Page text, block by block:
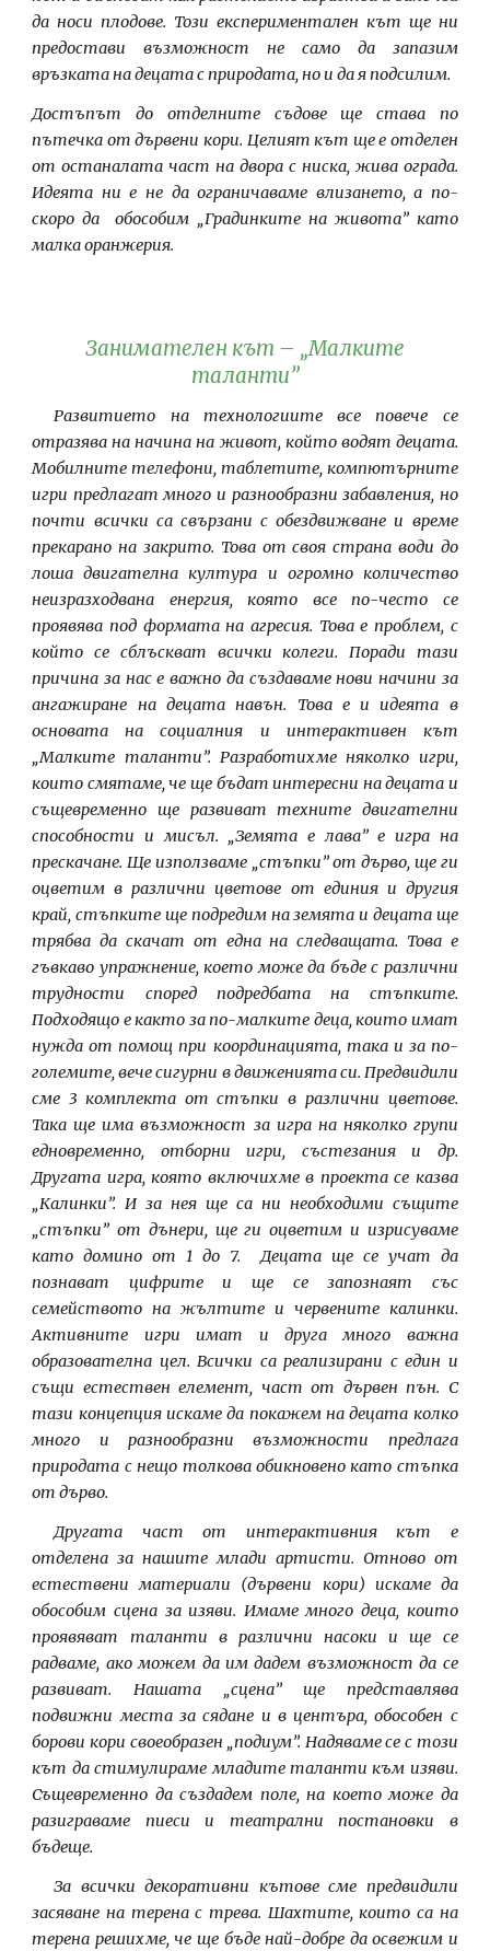
да носи плодове. Този експериментален кът ще ни
предостави възможност не само да запазим
връзката на децата с природата, но и да я подсилим.
Достъпът до отделните съдове ще става по
пътечка от дървени кори. Целият кът ще е отделен
от останалата част на двора с ниска, жива ограда.
Идеята ни е не да ограничаваме влизането, а по-
скоро да обособим „Градинките на живота” като
малка оранжерия.
Занимателен кът – „Малките
таланти”
Развитието на технологиите все повече се
отразява на начина на живот, който водят децата.
Мобилните телефони, таблетите, компютърните
игри предлагат много и разнообразни забавления, но
почти всички са свързани с обездвижване и време
прекарано на закрито. Това от своя страна води до
лоша двигателна култура и огромно количество
неизразходвана енергия, която все по-често се
проявява под формата на агресия. Това е проблем, с
който се сблъскват всички колеги. Поради тази
причина за нас е важно да създаваме нови начини за
ангажиране на децата навън. Това е и идеята в
основата на социалния и интерактивен кът
„Малките таланти”. Разработихме няколко игри,
които смятаме, че ще бъдат интересни на децата и
същевременно ще развиват техните двигателни
способности и мисъл. „Земята е лава” е игра на
прескачане. Ще използваме „стъпки” от дърво, ще ги
оцветим в различни цветове от единия и другия
край, стъпките ще подредим на земята и децата ще
трябва да скачат от една на следващата. Това е
гъвкаво упражнение, което може да бъде с различни
трудности според подредбата на стъпките.
Подходящо е както за по-малките деца, които имат
нужда от помощ при координацията, така и за по-
големите, вече сигурни в движенията си. Предвидили
сме 3 комплекта от стъпки в различни цветове.
Така ще има възможност за игра на няколко групи
едновременно, отборни игри, състезания и др.
Другата игра, която включихме в проекта се казва
„Калинки”. И за нея ще са ни необходими същите
„стъпки” от дънери, ще ги оцветим и изрисуваме
като домино от 1 до 7. Децата ще се учат да
познават цифрите и ще се запознаят със
семейството на жълтите и червените калинки.
Активните игри имат и друга много важна
образователна цел. Всички са реализирани с един и
същи естествен елемент, част от дървен пън. С
тази концепция искаме да покажем на децата колко
много и разнообразни възможности предлага
природата с нещо толкова обикновено като стъпка
от дърво.
Другата част от интерактивния кът е
отделена за нашите млади артисти. Отново от
естествени материали (дървени кори) искаме да
обособим сцена за изяви. Имаме много деца, които
проявяват таланти в различни насоки и ще се
радваме, ако можем да им дадем възможност да се
развиват. Нашата „сцена” ще представлява
подвижни места за сядане и в центъра, обособен с
борови кори своеобразен „подиум”. Надяваме се с този
кът да стимулираме младите таланти към изяви.
Същевременно да създадем поле, на което може да
разиграваме пиеси и театрални постановки в
бъдеще.
За всички декоративни кътове сме предвидили
засяване на терена с трева. Шахтите, които са на
терена решихме, че ще бъде най-добре да освежим и